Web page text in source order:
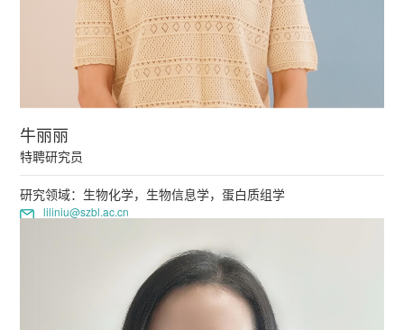
牛丽丽
特聘研究员
研究领域：生物化学，生物信息学，蛋白质组学
liliniu@szbl.ac.cn